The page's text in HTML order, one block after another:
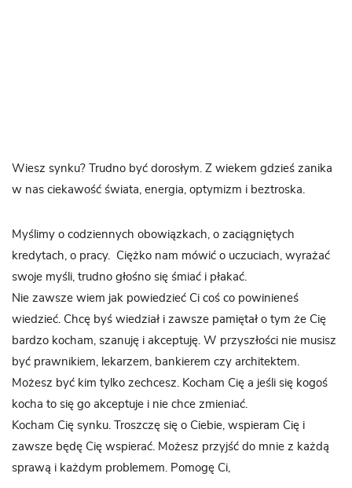
Wiesz synku? Trudno być dorosłym. Z wiekem gdzieś zanika
w nas ciekawość świata, energia, optymizm i beztroska.
Myślimy o codziennych obowiązkach, o zaciągniętych
kredytach, o pracy. Ciężko nam mówić o uczuciach, wyrażać
swoje myśli, trudno głośno się śmiać i płakać.
Nie zawsze wiem jak powiedzieć Ci coś co powinieneś
wiedzieć. Chcę byś wiedział i zawsze pamiętał o tym że Cię
bardzo kocham, szanuję i akceptuję. W przyszłości nie musisz
być prawnikiem, lekarzem, bankierem czy architektem.
Możesz być kim tylko zechcesz. Kocham Cię a jeśli się kogoś
kocha to się go akceptuje i nie chce zmieniać.
Kocham Cię synku. Troszczę się o Ciebie, wspieram Cię i
zawsze będę Cię wspierać. Możesz przyjść do mnie z każdą
sprawą i każdym problemem. Pomogę Ci,